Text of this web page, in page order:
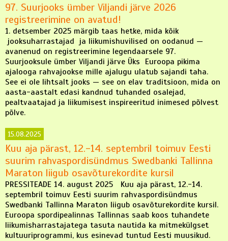
97. Suurjooks ümber Viljandi järve 2026
registreerimine on avatud!
1. detsember 2025 märgib taas hetke, mida kõik
jooksuharrastajad ja liikumishuvilised on oodanud —
avanenud on registreerimine legendaarsele 97.
Suurjooksule ümber Viljandi järve Üks Euroopa pikima
ajalooga rahvajookse mille ajalugu ulatub sajandi taha.
See ei ole lihtsalt jooks — see on elav traditsioon, mida on
aasta-aastalt edasi kandnud tuhanded osalejad,
pealtvaatajad ja liikumisest inspireeritud inimesed põlvest
põlve.
15.08.2025
Kuu aja pärast, 12.-14. septembril toimuv Eesti
suurim rahvaspordisündmus Swedbanki Tallinna
Maraton liigub osavõturekordite kursil
PRESSITEADE 14. august 2025 Kuu aja pärast, 12.-14.
septembril toimuv Eesti suurim rahvaspordisündmus
Swedbanki Tallinna Maraton liigub osavõturekordite kursil.
Euroopa spordipealinnas Tallinnas saab koos tuhandete
liikumisharrastajatega tasuta nautida ka mitmekülgset
kultuuriprogrammi, kus esinevad tuntud Eesti muusikud.